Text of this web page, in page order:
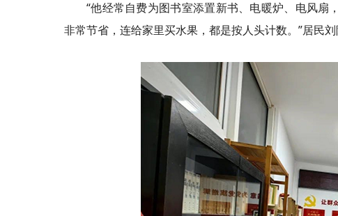
“他经常自费为图书室添置新书、电暖炉、电风
非常节省，连给家里买水果，都是按人头计数。”居民刘